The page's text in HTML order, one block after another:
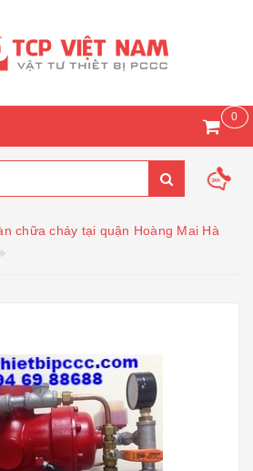
0
chữa cháy tại quận Hoàng Mai Hà